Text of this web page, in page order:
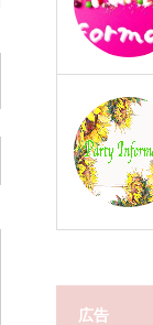
広告